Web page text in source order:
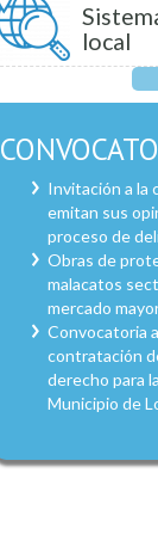
local
Invitación a la
emitan sus
proceso de
Obras de
malacatos
mercado
Convocatoria
contratación
derecho para
Municipio de